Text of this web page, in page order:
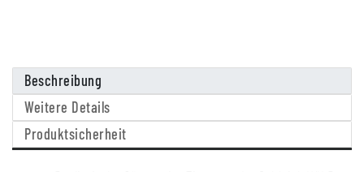
Beschreibung
Weitere Details
Produktsicherheit